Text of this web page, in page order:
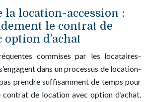
la location-accession :
le contrat de
d’achat
commises par les locataires-
dans un processus de location-
prendre suffisamment de temps pour
de location avec option d’achat.